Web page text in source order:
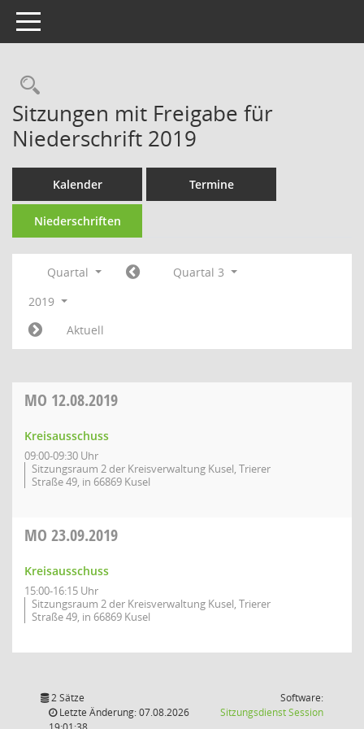
Toggle navigation
Rechercheauswahl
Sitzungen mit Freigabe für
Niederschrift 2019
Kalender Termine
Niederschriften
Quartal
Quartal 3
2019
Aktuell
MO 12.08.2019
Kreisausschuss
09:00-09:30 Uhr
Sitzungsraum 2 der Kreisverwaltung Kusel, Trierer
Straße 49, in 66869 Kusel
MO 23.09.2019
Kreisausschuss
15:00-16:15 Uhr
Sitzungsraum 2 der Kreisverwaltung Kusel, Trierer
Straße 49, in 66869 Kusel
2 Sätze
Letzte Änderung: 07.08.2026
Software:
SitzungsdienstSession(Wird in